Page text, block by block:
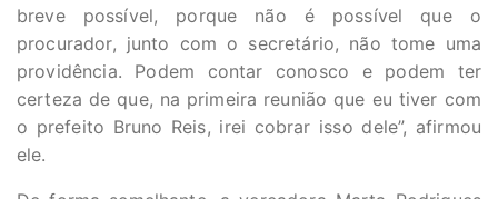
breve possível, porque não é possível que o
procurador, junto com o secretário, não tome uma
providência. Podem contar conosco e podem ter
certeza de que, na primeira reunião que eu tiver com
o prefeito Bruno Reis, irei cobrar isso dele”, afirmou
ele.